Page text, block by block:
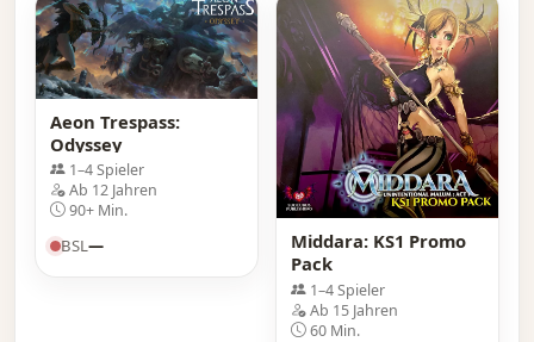
Aeon Trespass:
Odyssey
1–4 Spieler
Ab 12 Jahren
90+ Min.
BSL—
Middara: KS1 Promo
Pack
1–4 Spieler
Ab 15 Jahren
60 Min.